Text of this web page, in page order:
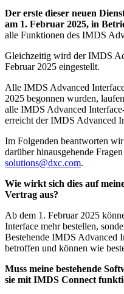
Der erste dieser neuen
am 1. Februar 2025, in
alle Funktionen des IMDS
Gleichzeitig wird der IMDS
Februar 2025 eingestellt.
Alle IMDS Advanced
2025 begonnen wurden,
alle IMDS Advanced
erreicht der IMDS Advanced
Im Folgenden beantworten
darüber hinausgehende
solutions@dxc.com.
Wie wirkt sich dies auf
Vertrag aus?
Ab dem 1. Februar 2025
Interface mehr bestellen,
Bestehende IMDS Advanced
betroffen und können wie
Muss meine bestehende
sie mit IMDS Connect